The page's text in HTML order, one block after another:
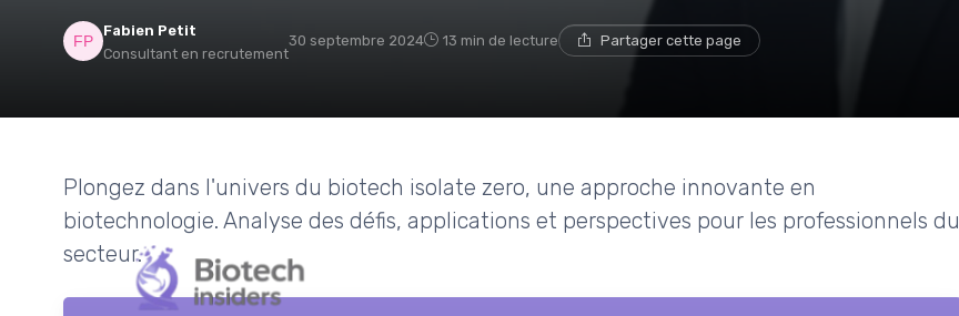
Fabien Petit
Consultant en recrutement
30 septembre 2024 13 min de lecture Partager cette page
Plongez dans l'univers du biotech isolate zero, une approche innovante en
biotechnologie. Analyse des défis, applications et perspectives pour les professionnels du
secteur.